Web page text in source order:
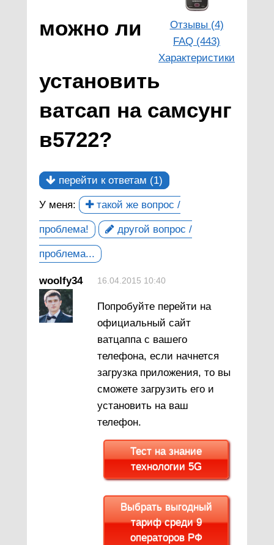
Отзывы (4)
FAQ (443)
Характеристики
можно ли
установить
ватсап на самсунг
в5722?
перейти к ответам (1)
У меня: такой же вопрос /
проблема! другой вопрос /
проблема...
woolfy34 16.04.2015 10:40
Попробуйте перейти на
официальный сайт
ватцаппа с вашего
телефона, если начнется
загрузка приложения, то вы
сможете загрузить его и
установить на ваш
телефон.
Тест на знание
технологии 5G
Выбрать выгодный
тариф среди 9
операторов РФ